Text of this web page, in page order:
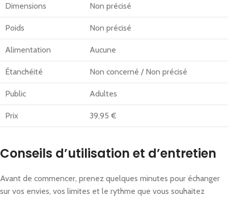
Dimensions Non précisé
Poids Non précisé
Alimentation Aucune
Étanchéité Non concerné / Non précisé
Public Adultes
Prix 39,95 €
Conseils d’utilisation et d’entretien
Avant de commencer, prenez quelques minutes pour échanger
sur vos envies, vos limites et le rythme que vous souhaitez